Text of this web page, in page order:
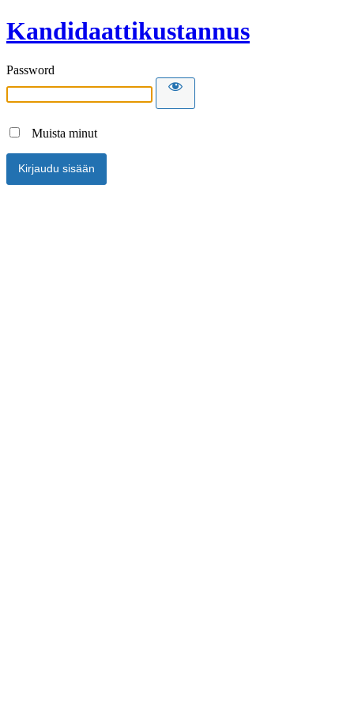
Kandidaattikustannus
Password
Muista minut